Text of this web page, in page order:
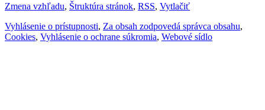
Zmena vzhľadu, Štruktúra stránok, RSS, Vytlačiť
Vyhlásenie o prístupnosti, Za obsah zodpovedá správca obsahu,
Cookies, Vyhlásenie o ochrane súkromia, Webové sídlo